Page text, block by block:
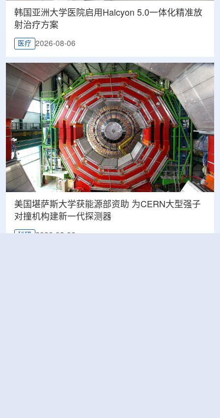
韩国亚洲大学医院启用Halcyon 5.0一体化精准放
射治疗方案
医疗 2026-08-06
美国堪萨斯大学获能源部资助 为CERN大型强子
对撞机构建新一代探测器
科研 2026-08-06